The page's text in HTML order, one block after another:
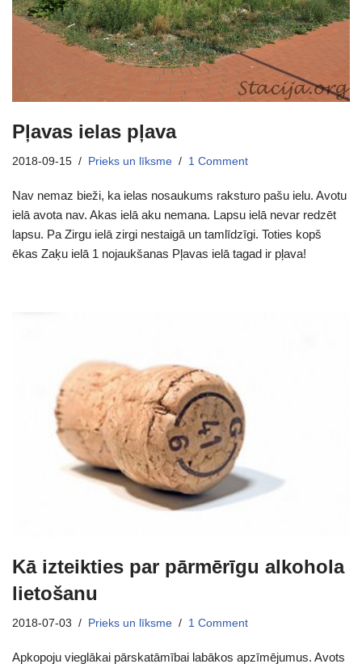
Pļavas ielas pļava
2018-09-15 Prieks un līksme 1 Comment
Nav nemaz bieži, ka ielas nosaukums raksturo pašu ielu. Avotu
ielā avota nav. Akas ielā aku nemana. Lapsu ielā nevar redzēt
lapsu. Pa Zirgu ielā zirgi nestaigā un tamlīdzīgi. Toties kopš
ēkas Zaķu ielā 1 nojaukšanas Pļavas ielā tagad ir pļava!
Kā izteikties par pārmērīgu alkohola
lietošanu
2018-07-03 Prieks un līksme 1 Comment
Apkopoju vieglākai pārskatāmībai labākos apzīmējumus. Avots